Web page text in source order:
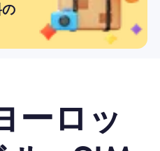
ーロッ